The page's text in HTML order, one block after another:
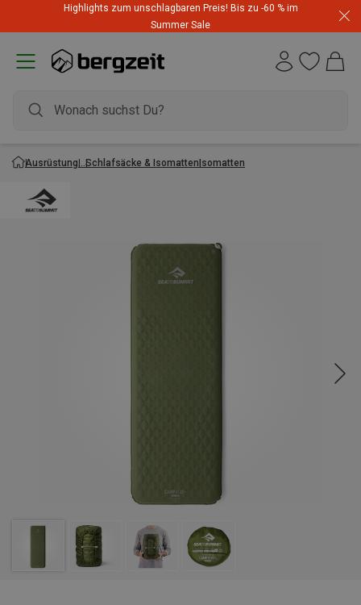
Highlights zum unschlagbaren Preis! Bis zu -60 % im
Summer Sale
Ausrüstung Schlafsäcke & IsomattenIsomatten